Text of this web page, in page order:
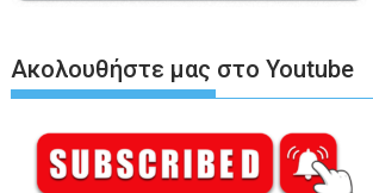
Ακολουθήστε μας στο Youtube